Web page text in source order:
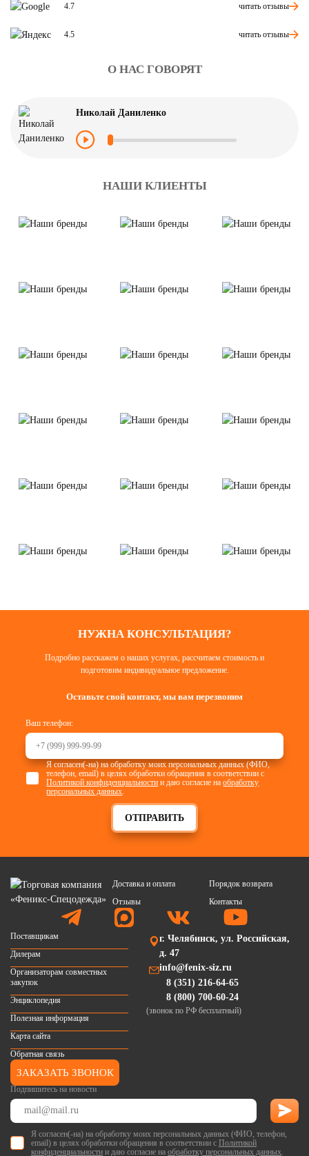
4.7 читать отзывы
4.5 читать отзывы
О НАС ГОВОРЯТ
Николай Даниленко
НАШИ КЛИЕНТЫ
НУЖНА КОНСУЛЬТАЦИЯ?
Подробно расскажем о наших услугах, рассчитаем стоимость и
подготовим индивидуальное предложение.
Оставьте свой контакт, мы вам перезвоним
Ваш телефон:
ОТПРАВИТЬ
Я согласен(-на) на обработку моих персональных данных (ФИО,
телефон, email) в целях обработки обращения в соответствии с
Политикой конфиденциальности и даю согласие наобработку
персональных данных.
Доставка и оплата
Порядок возврата
Отзывы
Контакты
Подпишитесь на новости
Я согласен(-на) на обработку моих персональных данных (ФИО, телефон,
email) в целях обработки обращения в соответствии с Политикой
конфиденциальности и даю согласие на обработку персональных данных.
Поставщикам
Дилерам
Организаторам совместных
закупок
Энциклопедия
Полезная информация
Карта сайта
Обратная связь
г. Челябинск, ул. Российская,
д. 47
info@fenix-siz.ru
8 (351) 216-64-65
8 (800) 700-60-24
(звонок по РФ бесплатный)
ЗАКАЗАТЬ ЗВОНОК